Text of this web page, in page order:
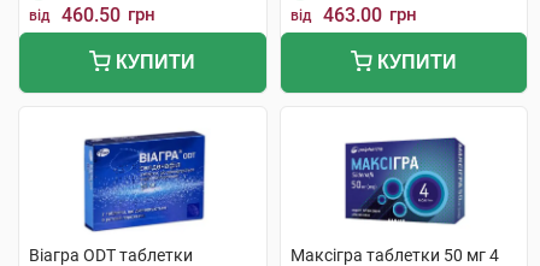
від 460.50 грн
КУПИТИ
від 463.00 грн
КУПИТИ
Віагра ODT таблетки
Максігра таблетки 50 мг 4